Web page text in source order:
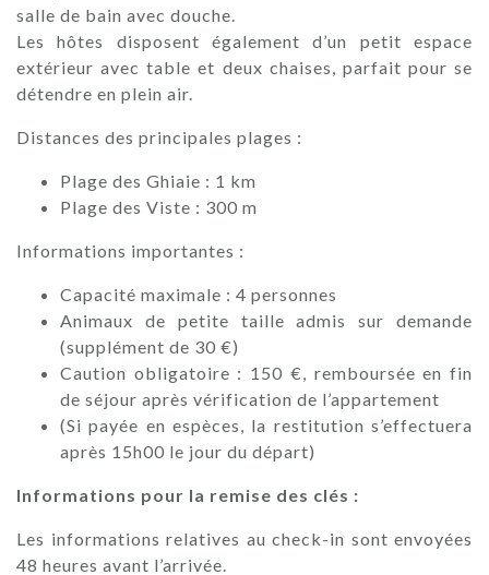
salle de bain avec douche.
Les hôtes disposent également d’un petit espace
extérieur avec table et deux chaises, parfait pour se
détendre en plein air.
Distances des principales plages :
Plage des Ghiaie : 1 km
Plage des Viste : 300 m
Informations importantes :
Capacité maximale : 4 personnes
Animaux de petite taille admis sur demande
(supplément de 30 €)
Caution obligatoire : 150 €, remboursée en fin
de séjour après vérification de l’appartement
(Si payée en espèces, la restitution s’effectuera
après 15h00 le jour du départ)
Informations pour la remise des clés :
Les informations relatives au check-in sont envoyées
48 heures avant l’arrivée.